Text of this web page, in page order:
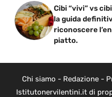
Cibi “vivi” vs
la guida
riconoscere
piatto.
Chi siamo - Redazione-
Istitutonervilentini.it di